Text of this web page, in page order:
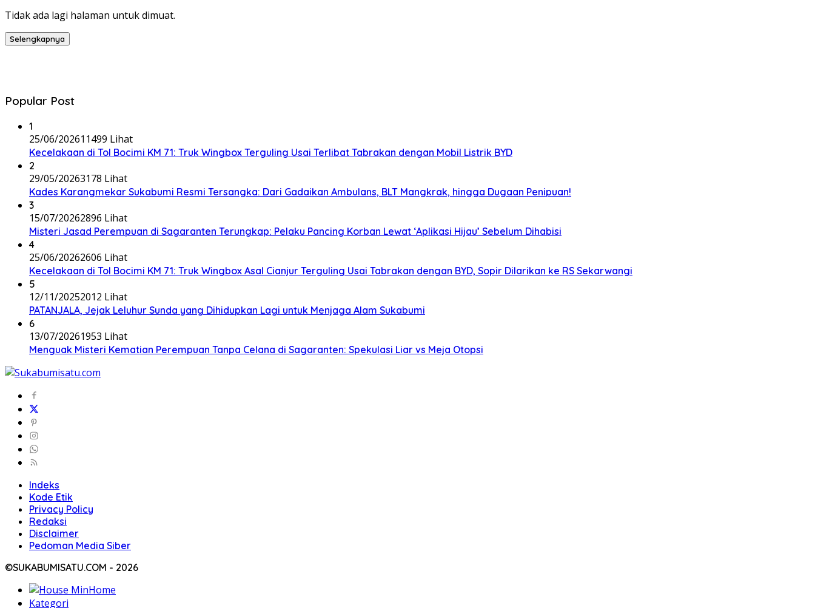
Tidak ada lagi halaman untuk dimuat.
Selengkapnya
Popular Post
1
25/06/202611499 Lihat
Kecelakaan di Tol Bocimi KM 71: Truk Wingbox Terguling Usai Terlibat Tabrakan dengan Mobil Listrik BYD
2
29/05/20263178 Lihat
Kades Karangmekar Sukabumi Resmi Tersangka: Dari Gadaikan Ambulans, BLT Mangkrak, hingga Dugaan Penipuan!
3
15/07/20262896 Lihat
Misteri Jasad Perempuan di Sagaranten Terungkap: Pelaku Pancing Korban Lewat ‘Aplikasi Hijau’ Sebelum Dihabisi
4
25/06/20262606 Lihat
Kecelakaan di Tol Bocimi KM 71: Truk Wingbox Asal Cianjur Terguling Usai Tabrakan dengan BYD, Sopir Dilarikan ke RS Sekarwangi
5
12/11/20252012 Lihat
PATANJALA, Jejak Leluhur Sunda yang Dihidupkan Lagi untuk Menjaga Alam Sukabumi
6
13/07/20261953 Lihat
Menguak Misteri Kematian Perempuan Tanpa Celana di Sagaranten: Spekulasi Liar vs Meja Otopsi
Indeks
Kode Etik
Privacy Policy
Redaksi
Disclaimer
Pedoman Media Siber
©SUKABUMISATU.COM - 2026
Home
Kategori